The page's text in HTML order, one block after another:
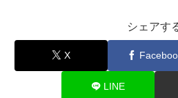
シェアす
X
LINE